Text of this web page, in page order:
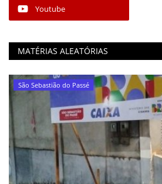
Youtube
MATÉRIAS ALEATÓRIAS
São Sebastião do Passé